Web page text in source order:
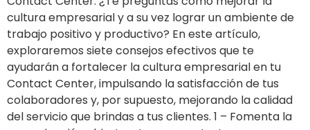
cultura empresarial y a su vez lograr un ambiente de
trabajo positivo y productivo? En este artículo,
exploraremos siete consejos efectivos que te
ayudarán a fortalecer la cultura empresarial en tu
Contact Center, impulsando la satisfacción de tus
colaboradores y, por supuesto, mejorando la calidad
del servicio que brindas a tus clientes. 1 – Fomenta la